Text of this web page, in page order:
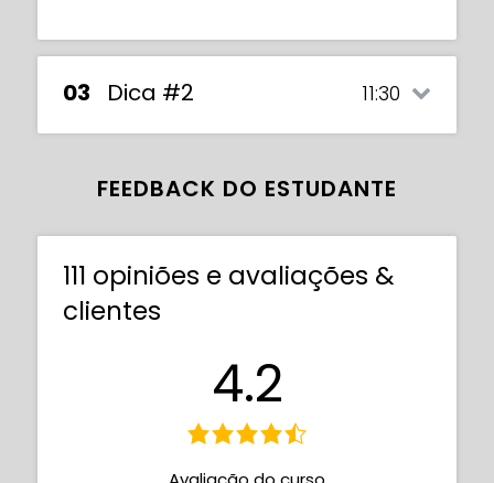
03 Dica #2 11:30
FEEDBACK DO ESTUDANTE
111 opiniões e avaliações &
clientes
4.2